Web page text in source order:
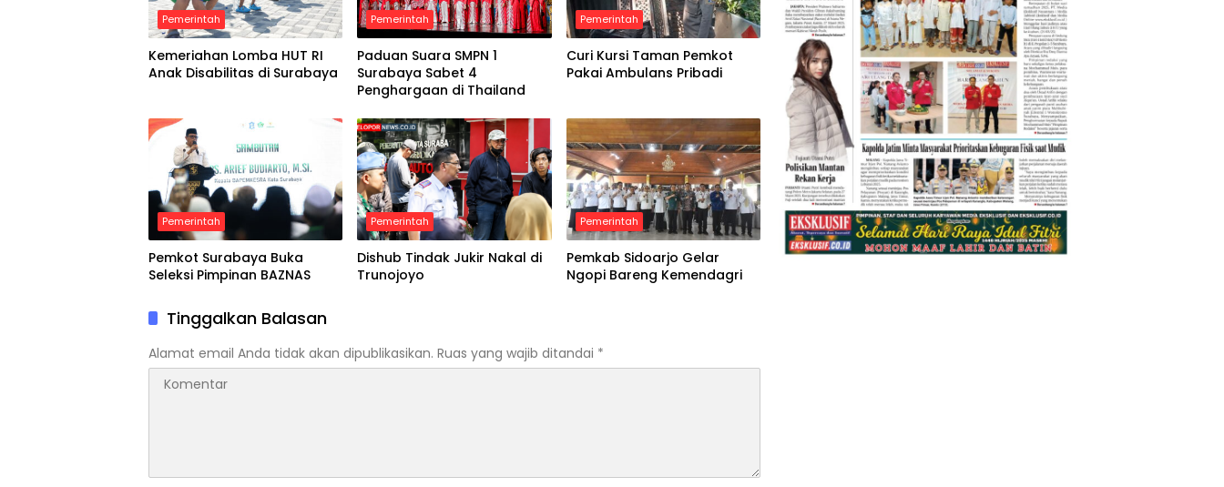
Pemerintah
Kemeriahan Lomba HUT RI
Anak Disabilitas di Surabaya
Pemerintah
Paduan Suara SMPN 1
Surabaya Sabet 4
Penghargaan di Thailand
Pemerintah
Curi Kursi Taman Pemkot
Pakai Ambulans Pribadi
Pemerintah
Pemkot Surabaya Buka
Seleksi Pimpinan BAZNAS
Pemerintah
Dishub Tindak Jukir Nakal di
Trunojoyo
Pemerintah
Pemkab Sidoarjo Gelar
Ngopi Bareng Kemendagri
Tinggalkan Balasan
Alamat email Anda tidak akan dipublikasikan. Ruas yang wajib ditandai *